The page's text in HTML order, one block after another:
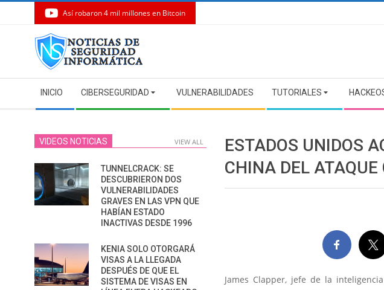
Así robaron 4 mil millones en Bitcoin
Navigation
Menu
INICIO CIBERSEGURIDAD VULNERABILIDADES TUTORIALES
ESTADOS UNIDOS
CHINA DEL
James Clapper, jefe de la
VIDEOS NOTICIAS VIEW ALL
TUNNELCRACK: SE
DESCUBRIERON DOS
VULNERABILIDADES
GRAVES EN LAS VPN QUE
HABÍAN ESTADO
INACTIVAS DESDE 1996
KENIA SOLO OTORGARÁ
VISAS A LA LLEGADA
DESPUÉS DE QUE EL
SISTEMA DE VISAS EN